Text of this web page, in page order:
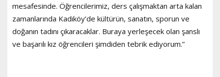
mesafesinde. Öğrencilerimiz, ders çalışmaktan arta kalan
zamanlarında Kadıköy’de kültürün, sanatın, sporun ve
doğanın tadını çıkaracaklar. Buraya yerleşecek olan şanslı
ve başarılı kız öğrencileri şimdiden tebrik ediyorum.”